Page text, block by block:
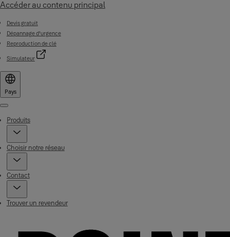
Accéder au contenu principal
Devis gratuit
Dépannage d'urgence
Reproduction de clé
Simulateur
Pays
Menu
Produits
Choisir notre réseau
Contact
Trouver un revendeur